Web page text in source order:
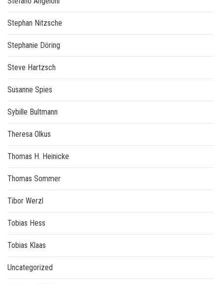
Stephan Nitzsche
Stephanie Döring
Steve Hartzsch
Susanne Spies
Sybille Bultmann
Theresa Olkus
Thomas H. Heinicke
Thomas Sommer
Tibor Werzl
Tobias Hess
Tobias Klaas
Uncategorized